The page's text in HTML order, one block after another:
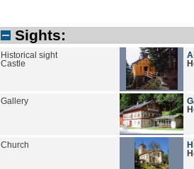
Sights:
Historical sight
Castle
Gallery
Church